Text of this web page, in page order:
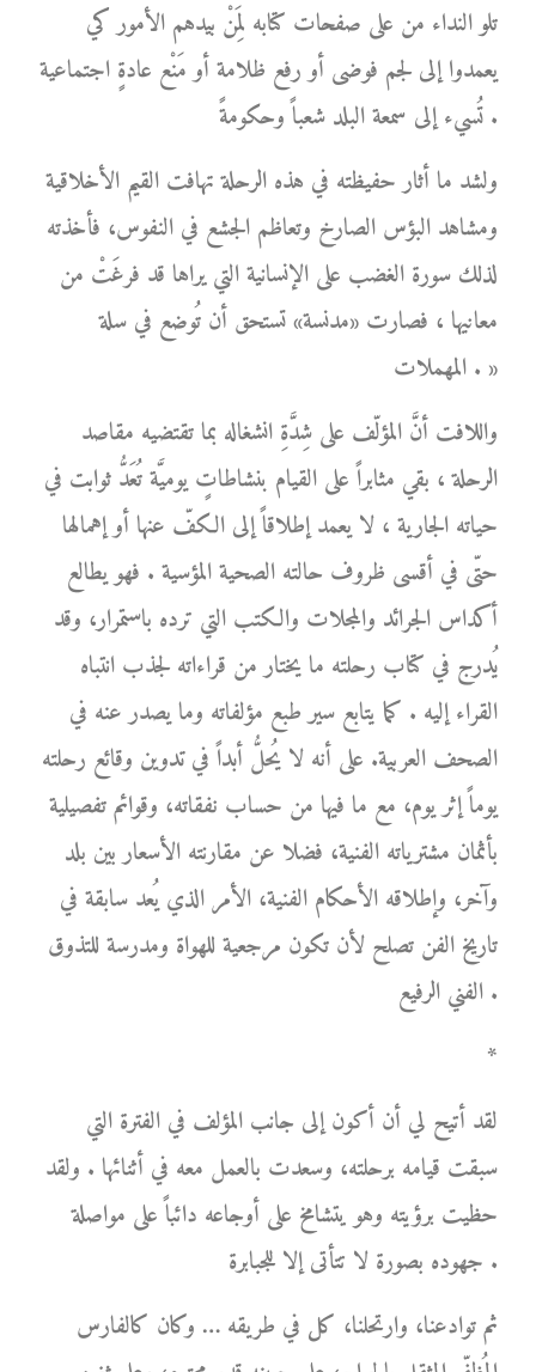
تلو النداء من على صفحات كتابه لِمَنْ بيدهم الأمور كي
يعمدوا إلى لجم فوضى أو رفع ظلامة أو مَنْع عادةٍ اجتماعية
تُسيء إلى سمعة البلد شعباً وحكومةً .
ولشد ما أثار حفيظته في هذه الرحلة تهافت القيم الأخلاقية
ومشاهد البؤس الصارخ وتعاظم الجشع في النفوس، فأخذته
لذلك سورة الغضب على الإنسانية التي يراها قد فرغَتْ من
معانيها ، فصارت «مدنسة» تستحق أن تُوضع في سلة
المهملات . »
واللافت أنَّ المؤلّف على شِدَّةِ انشغاله بما تقتضيه مقاصد
الرحلة ، بقي مثابراً على القيام بنشاطاتٍ يوميَّة تُعَدُّ ثوابت في
حياته الجارية ، لا يعمد إطلاقاً إلى الكفّ عنها أو إهمالها
حتّى في أقسى ظروف حالته الصحية المؤسية . فهو يطالع
أكداس الجرائد والمجلات والكتب التي ترده باستمرار، وقد
يُدرج في كتاب رحلته ما يختار من قراءاته لجذب انتباه
القراء إليه . كما يتابع سير طبع مؤلفاته وما يصدر عنه في
الصحف العربية. على أنه لا يُحلُّ أبداً في تدوين وقائع رحلته
يوماً إثر يوم، مع ما فيها من حساب نفقاته، وقوائم تفصيلية
بأثمان مشترياته الفنية، فضلا عن مقارنته الأسعار بين بلد
وآخر، وإطلاقه الأحكام الفنية، الأمر الذي يُعد سابقة في
تاريخ الفن تصلح لأن تكون مرجعية للهواة ومدرسة للتذوق
الفني الرفيع .
*
لقد أتيح لي أن أكون إلى جانب المؤلف في الفترة التي
سبقت قيامه برحلته، وسعدت بالعمل معه في أثنائها . ولقد
حظيت برؤيته وهو يتشامخ على أوجاعه دائباً على مواصلة
جهوده بصورة لا تتأتى إلا للجبابرة .
ثم توادعنا، وارتحلنا، كل في طريقه … وكان كالفارس